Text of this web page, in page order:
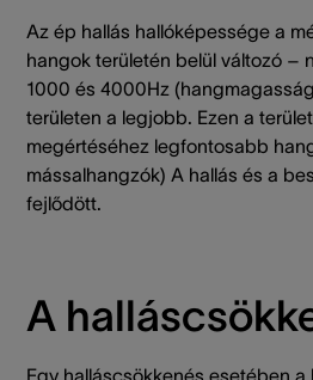
Az ép hallás hallóképessége a
hangok területén belül változó –
1000 és 4000Hz
területen a legjobb. Ezen a
megértéséhez legfontosabb
mássalhangzók) A hallás és a
fejlődött.
A
Egy halláscsökkenés esetében